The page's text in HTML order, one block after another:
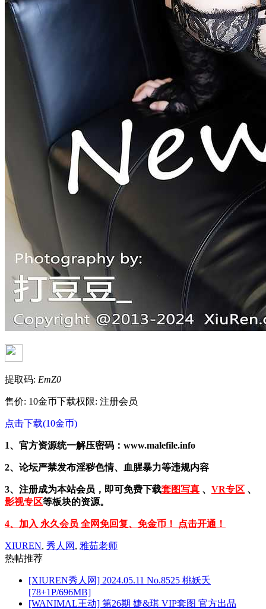
提取码: EmZ0
售价: 10金币下载权限: 注册会员
点击下载(10金币)
1、官方资源统一解压密码：www.malefile.info
2、论坛严禁发布淫秽色情、血腥暴力等违规内容
3、注册成为本站会员，即可免费下载套图写真 、 VR专区 、
影视专区等板块的资源。
4、加入 永久会员 全网免回复、免金币！ 点击开通！
XIUREN, 秀人网 , 雅茹老师
热帖推荐
[XIUREN秀人网] 2024.05.11 No.8525 桃妖夭
[78+1P/696MB]
[WANIMAL王动] 第26期 婕&琪 VIP套图 官方出品